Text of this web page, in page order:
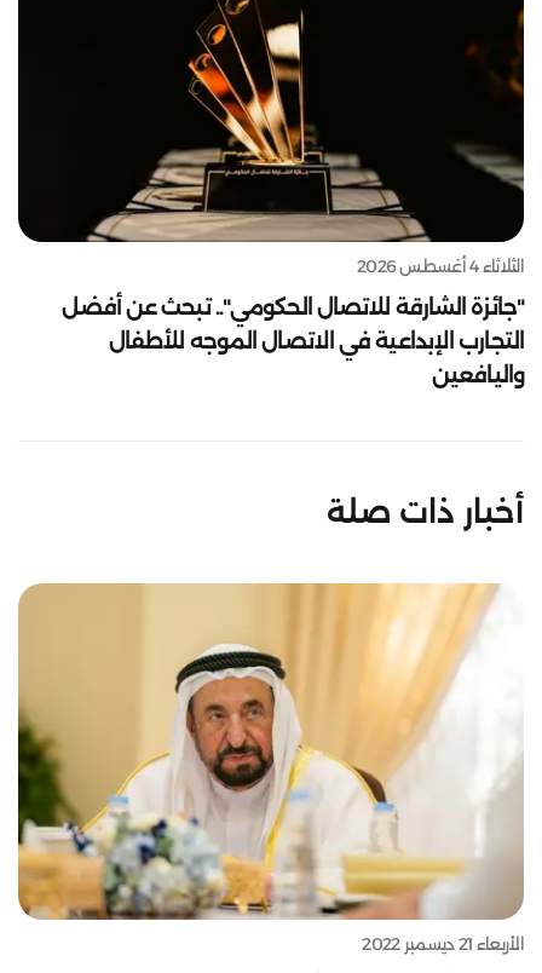
الثلاثاء 4 أغسطس 2026
"جائزة الشارقة للاتصال الحكومي".. تبحث عن أفضل
التجارب الإبداعية في الاتصال الموجه للأطفال
واليافعين
أخبار ذات صلة
الأربعاء 21 ديسمبر 2022